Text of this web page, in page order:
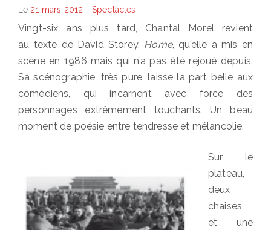
Le Posted
on
21 mars 2012 - Spectacles
Vingt-six ans plus tard, Chantal Morel revient
au texte de David Storey, Home, qu’elle a mis en
scène en 1986 mais qui n’a pas été rejoué depuis.
Sa scénographie, très pure, laisse la part belle aux
comédiens, qui incarnent avec force des
personnages extrêmement touchants. Un beau
moment de poésie entre tendresse et mélancolie.
Sur le
plateau,
deux
chaises
et une